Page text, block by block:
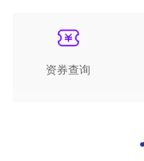
资券查询